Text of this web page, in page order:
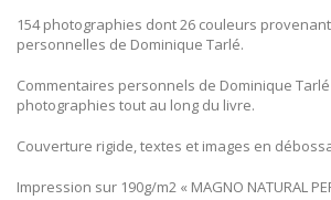
154 photographies dont 26 couleurs
personnelles de Dominique Tarlé.
Commentaires personnels de Dominique
photographies tout au long du livre.
Couverture rigide, textes et images en
Impression sur 190g/m2 « MAGNO NATURAL